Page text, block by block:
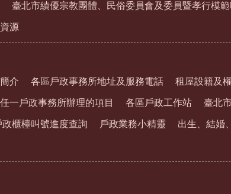
臺北市績優宗教團體、民俗委員會及委員暨孝行模
源
介 各區戶政事務所地址及服務電話 租屋設籍及
一戶政事務所辦理的項目 各區戶政工作站 臺北
政櫃檯叫號進度查詢 戶政業務小精靈 出生、結婚